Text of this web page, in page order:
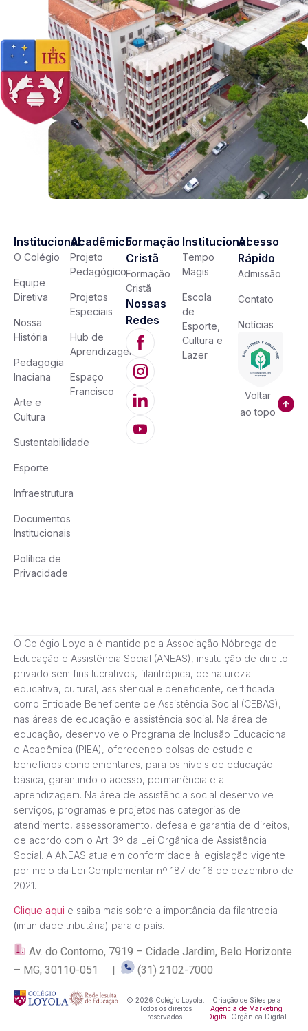
Institucional
O Colégio
Equipe
Diretiva
Nossa
História
Pedagogia
Inaciana
Arte e
Cultura
Sustentabilidade
Esporte
Infraestrutura
Documentos
Institucionais
Política de
Privacidade
Acadêmico
Projeto
Pedagógico
Projetos
Especiais
Hub de
Aprendizagem
Espaço
Francisco
Formação
Cristã
Formação
Cristã
Nossas
Redes
Institucional
Tempo
Magis
Escola
de
Esporte,
Cultura e
Lazer
Acesso
Rápido
Admissão
Contato
Notícias
Voltar
ao topo
O Colégio Loyola é mantido pela Associação Nóbrega de
Educação e Assistência Social (ANEAS), instituição de direito
privado sem fins lucrativos, filantrópica, de natureza
educativa, cultural, assistencial e beneficente, certificada
como Entidade Beneficente de Assistência Social (CEBAS),
nas áreas de educação e assistência social. Na área de
educação, desenvolve o Programa de Inclusão Educacional
e Acadêmica (PIEA), oferecendo bolsas de estudo e
benefícios complementares, para os níveis de educação
básica, garantindo o acesso, permanência e a
aprendizagem. Na área de assistência social desenvolve
serviços, programas e projetos nas categorias de
atendimento, assessoramento, defesa e garantia de direitos,
de acordo com o Art. 3º da Lei Orgânica de Assistência
Social. A ANEAS atua em conformidade à legislação vigente
por meio da Lei Complementar nº 187 de 16 de dezembro de
2021.
Clique aqui e saiba mais sobre a importância da filantropia
(imunidade tributária) para o país.
Av. do Contorno, 7919 – Cidade Jardim, Belo Horizonte
– MG, 30110-051 |
(31) 2102-7000
© 2026 Colégio Loyola.
Todos os direitos
reservados.
Criação de Sites pela
Agência de Marketing
Digital Orgânica Digital